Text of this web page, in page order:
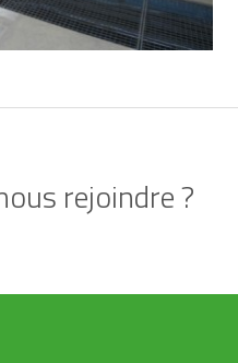
rejoindre ?